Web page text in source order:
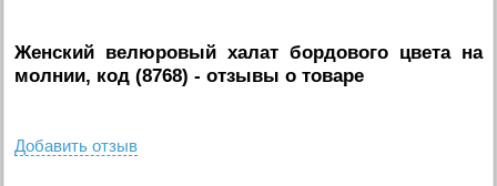
Женский велюровый халат бордового цвета на
молнии, код (8768) - отзывы о товаре
Добавить отзыв